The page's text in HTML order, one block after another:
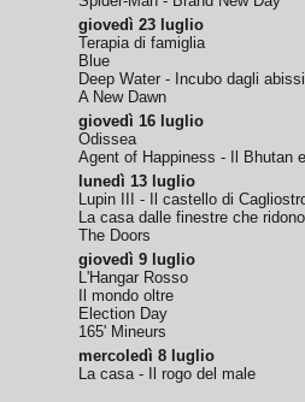
giovedì 23 luglio
Terapia di famiglia
Blue
Deep Water - Incubo dagli abissi
A New Dawn
giovedì 16 luglio
Odissea
Agent of Happiness - Il Bhutan
lunedì 13 luglio
Lupin III - Il castello di
La casa dalle finestre che ridono
The Doors
giovedì 9 luglio
L'Hangar Rosso
Il mondo oltre
Election Day
165' Mineurs
mercoledì 8 luglio
La casa - Il rogo del male